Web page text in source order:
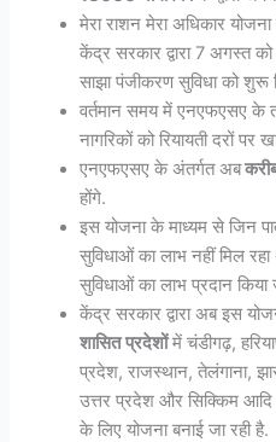
मेरा राशन मेरा अधिकार
केंद्र सरकार द्वारा 7 अगस्त
साझा पंजीकरण सुविधा को शुरू
वर्तमान समय में एनएफएसए
नागरिकों को रियायती दरों पर
एनएफएसए के अंतर्गत अब
होंगे.
इस योजना के माध्यम से जिन
सुविधाओं का लाभ नहीं मिल रहा
सुविधाओं का लाभ प्रदान किया
केंद्र सरकार द्वारा अब इस
शासित प्रदेशोंमें चंडीगढ़,
प्रदेश, राजस्थान, तेलंगाना,
उत्तर प्रदेश और सिक्किम आदि
के लिए योजना बनाई जा रही है.